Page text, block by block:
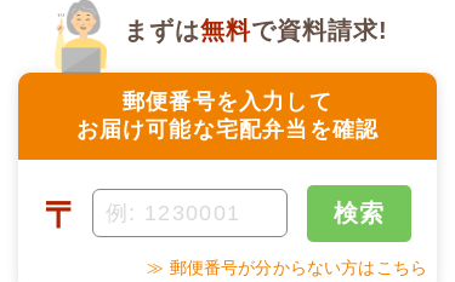
郵便番号を入力して
お届け可能な宅配弁当を確認
まずは無料で資料請求!
〒 検索
≫ 郵便番号が分からない方はこちら